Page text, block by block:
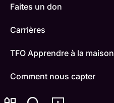
Faites un don
Carrières
TFO Apprendre à la maison
Comment nous capter
Contactez-nous